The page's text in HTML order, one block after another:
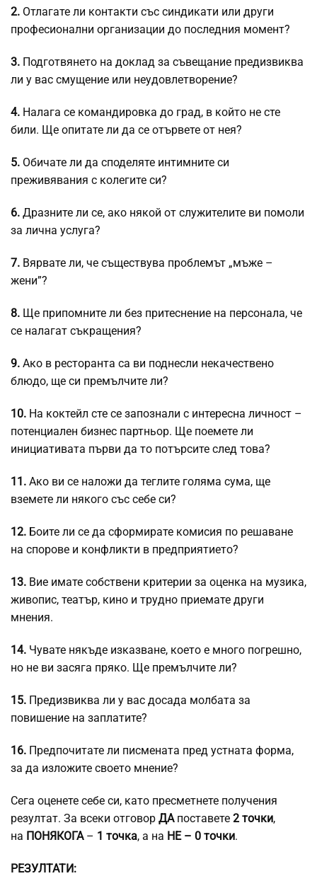
2. Отлагате ли контакти със синдикати или други
професионални организации до последния момент?
3. Подготвянето на доклад за съвещание предизвиква
ли у вас смущение или неудовлетворение?
4. Налага се командировка до град, в който не сте
били. Ще опитате ли да се отървете от нея?
5. Обичате ли да споделяте интимните си
преживявания с колегите си?
6. Дразните ли се, ако някой от служителите ви помоли
за лична услуга?
7. Вярвате ли, че съществува проблемът „мъже –
жени”?
8. Ще припомните ли без притеснение на персонала, че
се налагат съкращения?
9. Ако в ресторанта са ви поднесли некачествено
блюдо, ще си премълчите ли?
10. На коктейл сте се запознали с интересна личност –
потенциален бизнес партньор. Ще поемете ли
инициативата първи да то потърсите след това?
11. Ако ви се наложи да теглите голяма сума, ще
вземете ли някого със себе си?
12. Боите ли се да сформирате комисия по решаване
на спорове и конфликти в предприятието?
13. Вие имате собствени критерии за оценка на музика,
живопис, театър, кино и трудно приемате други
мнения.
14. Чувате някъде изказване, което е много погрешно,
но не ви засяга пряко. Ще премълчите ли?
15. Предизвиква ли у вас досада молбата за
повишение на заплатите?
16. Предпочитате ли писмената пред устната форма,
за да изложите своето мнение?
Сега оценете себе си, като пресметнете получения
резултат. За всеки отговор ДА поставете 2 точки,
на ПОНЯКОГА– 1 точка, а на НЕ – 0 точки.
РЕЗУЛТАТИ: